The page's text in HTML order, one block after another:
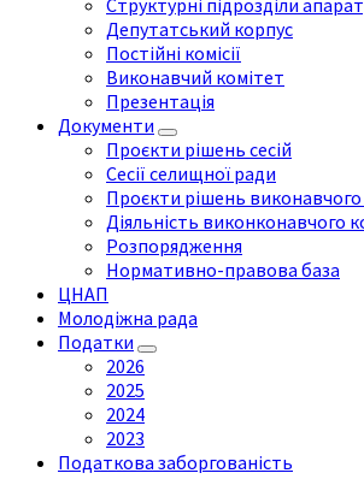
Структурні підрозділи
Депутатський корпус
Постійні комісії
Виконавчий комітет
Презентація
Документи
Проєкти рішень сесій
Сесії селищної ради
Проєкти рішень виконавчого
Діяльність виконконавчого
Розпорядження
Нормативно-правова база
ЦНАП
Молодіжна рада
Податки
2026
2025
2024
2023
Податкова заборгованість